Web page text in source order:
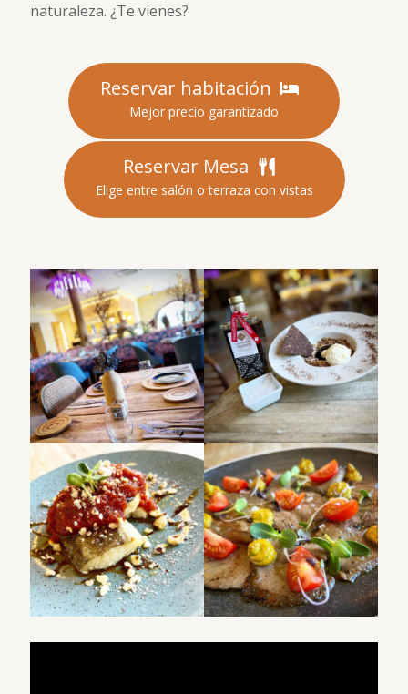
naturaleza. ¿Te vienes?
Reservar habitación
Mejor precio garantizado
Reservar Mesa
Elige entre salón o terraza con vistas